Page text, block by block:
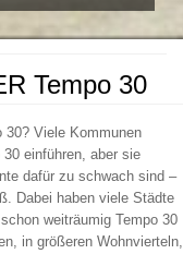
Tempo 30
30? Viele Kommunen
einführen, aber sie
dafür zu schwach sind –
Dabei haben viele Städte
weiträumig Tempo 30
in größeren Wohnvierteln,